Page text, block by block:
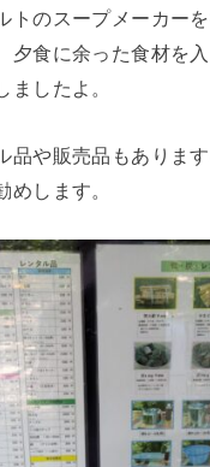
トのスープメーカー
夕食に余った食材を
ましたよ。
品や販売品もありま
めします。